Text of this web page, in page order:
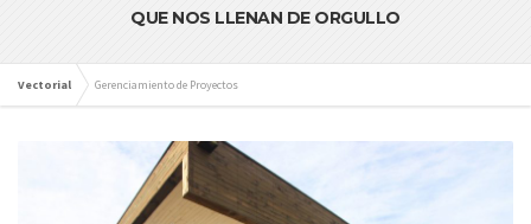
QUE NOS LLENAN DE ORGULLO
Vectorial Gerenciamiento de Proyectos